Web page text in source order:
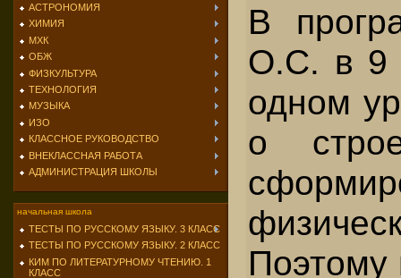
АСТРОНОМИЯ
ХИМИЯ
МХК
ОБЖ
ФИЗКУЛЬТУРА
ТЕХНОЛОГИЯ
МУЗЫКА
ИЗО
КЛАССНОЕ РУКОВОДСТВО
ВНЕКЛАССНАЯ РАБОТА
АДМИНИСТРАЦИЯ ШКОЛЫ
начальная школа
ТЕСТЫ ПО РУССКОМУ ЯЗЫКУ. 3 КЛАСС
ТЕСТЫ ПО РУССКОМУ ЯЗЫКУ. 2 КЛАСС
КИМ ПО ЛИТЕРАТУРНОМУ ЧТЕНИЮ. 1
КЛАСС
В
О.С. в 9
одном
о
Поэтому